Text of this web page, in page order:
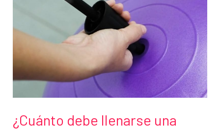
trampa
silenciosa
que
utilizan
en
las
de
¿Cuánto debe llenarse una